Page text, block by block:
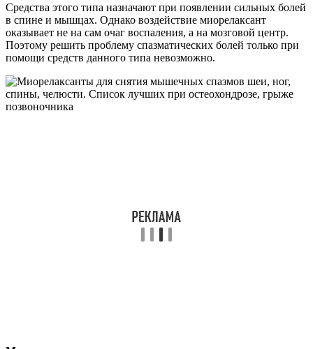
Средства этого типа назначают при появлении сильных болей
в спине и мышцах. Однако воздействие миорелаксант
оказывает не на сам очаг воспаления, а на мозговой центр.
Поэтому решить проблему спазматических болей только при
помощи средств данного типа невозможно.